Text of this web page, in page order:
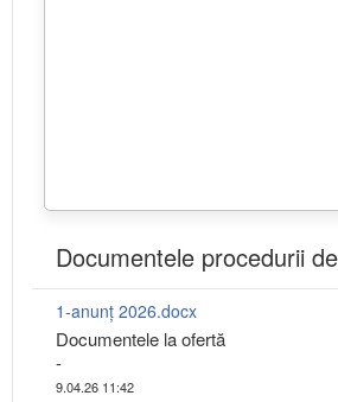
Documentele procedurii
1-anunț 2026.docx
Documentele la ofertă
-
9.04.26 11:42